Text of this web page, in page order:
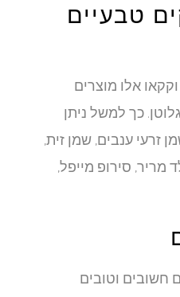
טבעיים
אלו מוצרים
כך למשל ניתן
זרעי ענבים, שמן זית,
מריר, סירופ מייפל,
חשובים וטובים